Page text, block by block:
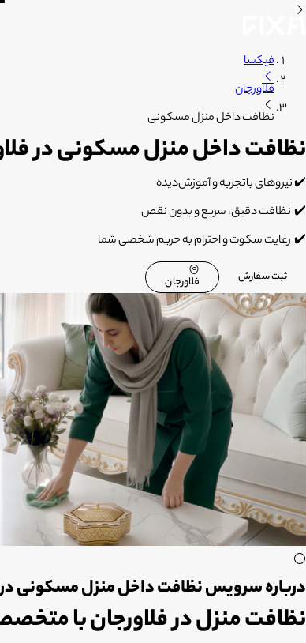
فیکسا
فلاورجان
نظافت داخل منزل مسکونی
نظافت داخل منزل مسکونی در
✔️نیروهای باتجربه و آموزش‌دیده
✔️ نظافت دقیق، سریع و بدون نقص
✔️ رعایت سکوت و احترام به حریم شخصی شما
ثبت سفارش فلاورجان
درباره سرویس نظافت داخل منزل مسکونی در
نظافت منزل در فلاورجان با